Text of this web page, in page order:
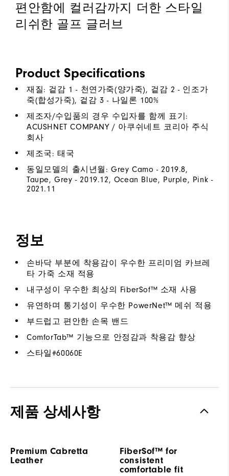
편안함에 컬러감까지 더한 스타일
리쉬한 골프 글러브
Product Specifications
재질: 겉감 1 - 천연가죽(양가죽), 겉감 2 - 인조가
죽(합성가죽), 겉감 3 - 나일론 100%
제조자/수입품의 경우 수입자를 함께 표기:
ACUSHNET COMPANY / 아쿠쉬네트 코리아 주식
회사
제조국: 태국
동일모델의 출시년월: Grey Camo - 2019.8,
Taupe, Grey - 2019.12, Ocean Blue, Purple, Pink -
2021.11
정보
손바닥 부분에 착용감이 우수한 프리미엄 카브레
타 가죽 소재 적용
내구성이 우수한 최상의 FiberSof™ 소재 사용
유연하며 통기성이 우수한 PowerNet™ 메쉬 적용
부드럽고 편안한 손목 밴드
ComforTab™ 기능으로 안정감과 착용감 향상
스타일#60060E
제품 상세사항
Premium Cabretta
Leather
FiberSof™ for
consistent
comfortable fit